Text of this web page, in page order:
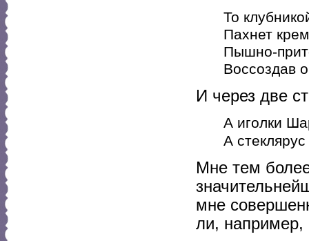
То
Пахнет
Пышно-
Воссоздав
И через две
А иголки
А
Мне тем
мне
ли, например,